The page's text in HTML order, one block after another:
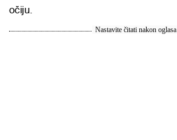
očiju.
Nastavite čitati nakon oglasa